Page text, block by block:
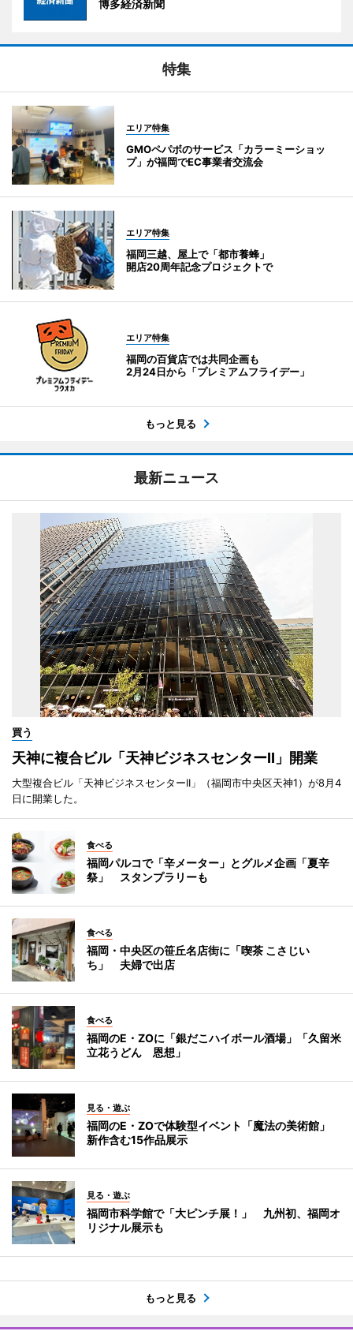
博多経済新聞
特集
エリア特集
GMOペパボのサービス「カラーミーショッ
プ」が福岡でEC事業者交流会
エリア特集
福岡三越、屋上で「都市養蜂」
開店20周年記念プロジェクトで
エリア特集
福岡の百貨店では共同企画も
2月24日から「プレミアムフライデー」
もっと見る
最新ニュース
買う
天神に複合ビル「天神ビジネスセンターII」開業
大型複合ビル「天神ビジネスセンターII」（福岡市中央区天神1）が8月4
日に開業した。
食べる
福岡パルコで「辛メーター」とグルメ企画「夏辛
祭」 スタンプラリーも
食べる
福岡・中央区の笹丘名店街に「喫茶 こさじい
ち」 夫婦で出店
食べる
福岡のE・ZOに「銀だこハイボール酒場」「久留米
立花うどん 恩想」
見る・遊ぶ
福岡のE・ZOで体験型イベント「魔法の美術館」
新作含む15作品展示
見る・遊ぶ
福岡市科学館で「大ピンチ展！」 九州初、福岡オ
リジナル展示も
もっと見る